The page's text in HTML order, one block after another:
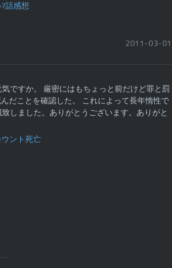
2011 -03-01
ですか。 厳密にはもちょっと前だけど罪と罰
だことを確認した。 これによって長年惰性で
しました。ありがとうございます。ありがと